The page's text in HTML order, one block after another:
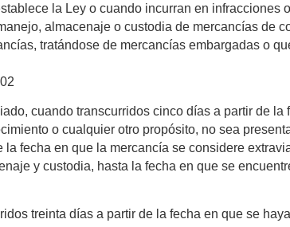
la Ley o cuando incurran en infracciones
almacenaje o custodia de mercancías de
tratándose de mercancías embargadas o
cuando transcurridos cinco días a partir de la
o cualquier otro propósito, no sea
fecha en que la mercancía se considere
y custodia, hasta la fecha en que se
treinta días a partir de la fecha en que se